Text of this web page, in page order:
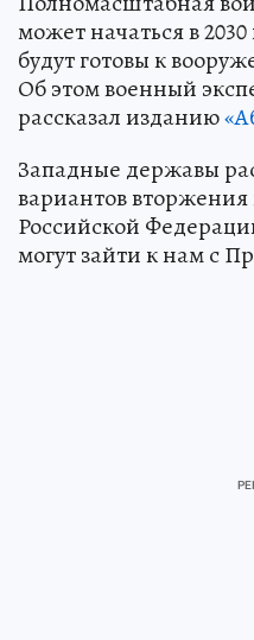
может начаться в
будут готовы к
Об этом военный
рассказал изданию
Западные державы
вариантов
Российской
могут зайти к нам с